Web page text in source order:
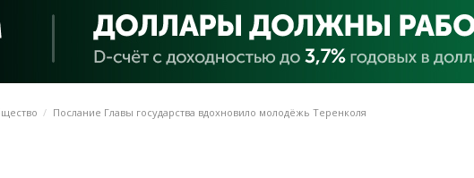
Послание Главы государства вдохновило молодёжь Теренколя